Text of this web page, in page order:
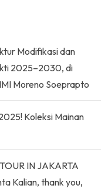
Modifikasi dan
2025–2030, di
Moreno Soeprapto
Koleksi Mainan
IN JAKARTA
Kalian, thank you,